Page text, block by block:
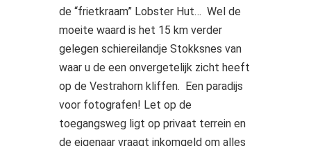
de “frietkraam” Lobster Hut… Wel de
moeite waard is het 15 km verder
gelegen schiereilandje Stokksnes van
waar u de een onvergetelijk zicht heeft
op de Vestrahorn kliffen. Een paradijs
voor fotografen! Let op de
toegangsweg ligt op privaat terrein en
de eigenaar vraagt inkomgeld om alles